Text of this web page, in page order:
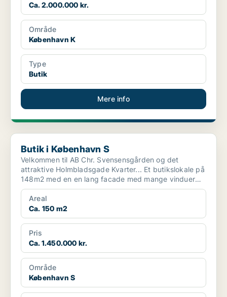
Ca. 2.000.000 kr.
Område
København K
Type
Butik
Mere info
Butik i København S
Butik i København S
Velkommen til AB Chr. Svensensgården og det
attraktive Holmbladsgade Kvarter... Et butikslokale på
148m2 med en en lang facade med mange vinduer
mod Holmb...
Areal
Ca. 150 m2
Pris
Ca. 1.450.000 kr.
Område
København S